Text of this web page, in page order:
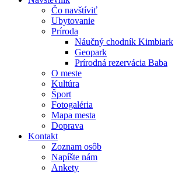
Čo navštíviť
Ubytovanie
Príroda
Náučný chodník Kimbiark
Geopark
Prírodná rezervácia Baba
O meste
Kultúra
Šport
Fotogaléria
Mapa mesta
Doprava
Kontakt
Zoznam osôb
Napíšte nám
Ankety